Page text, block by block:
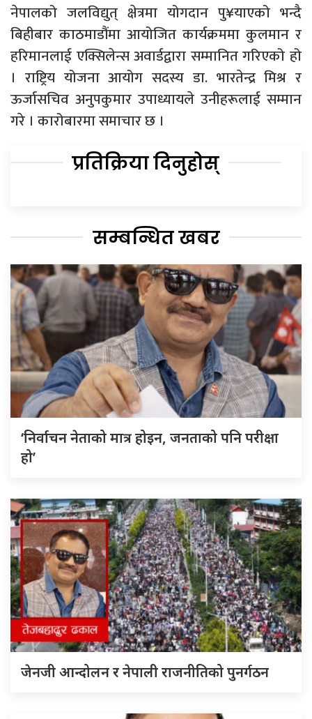
नेपालको जलविद्युत् क्षेत्रमा योगदान पु¥याएको भन्दै
बिहीबार काठमाडौंमा आयोजित कार्यक्रममा कुलमान र
हरिमानलाई एक्सिलेन्स अवार्डद्वारा सम्मानित गरिएको हो
। राष्ट्रिय योजना आयोग सदस्य डा. भारतेन्द्र मिश्र र
ऊर्जासचिव अनुपकुमार उपाध्यायले उनीहरूलाई सम्मान
गरे । कारोबारमा समाचार छ ।
प्रतिक्रिया दिनुहोस्
सम्बन्धित खबर
‘निर्वाचन नेताको मात्र होइन, जनताको पनि परीक्षा
हो’
जेनजी आन्दोलन र नेपाली राजनीतिको पुनर्गठन